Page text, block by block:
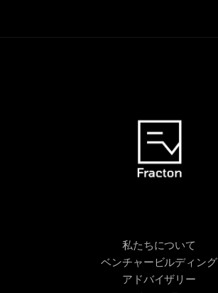
私たちについて
ベンチャービルディング
アドバイザリー